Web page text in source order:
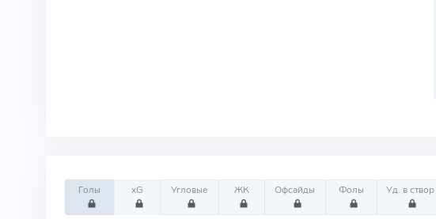
Голы xG Угловые ЖК Офсайды Фолы Уд. в створ